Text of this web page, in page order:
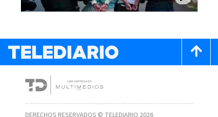
DERECHOS RESERVADOS © TELEDIARIO 2026